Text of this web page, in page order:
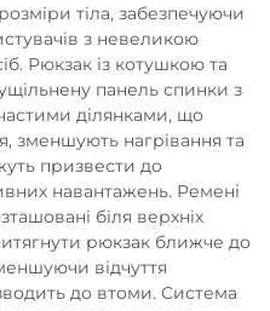
тіла, забезпечуючи
з невеликою
Рюкзак із котушкою та
панель спинки з
ділянками, що
зменшують нагрівання та
призвести до
навантажень. Ремені
біля верхніх
рюкзак ближче до
відчуття
до втоми. Система